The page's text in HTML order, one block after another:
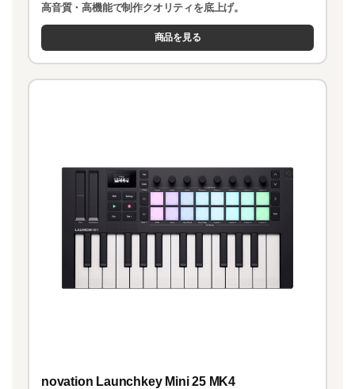
高音質・高機能で制作クオリティを底上げ。
商品を見る
novation Launchkey Mini 25 MK4